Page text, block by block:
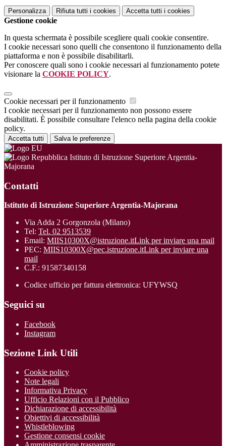
Personalizza Rifiuta tutti i cookies Accetta tutti i cookies
Gestione cookie
In questa schermata è possibile scegliere quali cookie consentire.
I cookie necessari sono quelli che consentono il funzionamento della
piattaforma e non è possibile disabilitarli.
Per conoscere quali sono i cookie necessari al funzionamento potete
visionare la COOKIE POLICY.
Cookie necessari per il funzionamento
I cookie necessari per il funzionamento non possono essere
disabilitati. È possibile consultare l'elenco nella pagina della cookie
policy.
Accetta tutti Salva le preferenze
Istituto di Istruzione Superiore Argentia-
Majorana
Contatti
Istituto di Istruzione Superiore Argentia-Majorana
Via Adda 2 Gorgonzola (Milano)
Tel: Tel. 02 9513539
Email: MIIS10300X@istruzione.itLink per inviare una mail
PEC: MIIS10300X@pec.istruzione.itLink per inviare una
mail
C.F.: 91587340158
Codice ufficio per fattura elettronica: UFYWSQ
Seguici su
Facebook
Instagram
Sezione Link Utili
Cookie policy
Note legali
Informativa Privacy
Ufficio Relazioni con il Pubblico
Dichiarazione di accessibilità
Obiettivi di accessibilità
Whistleblowing
Gestione consensi cookie